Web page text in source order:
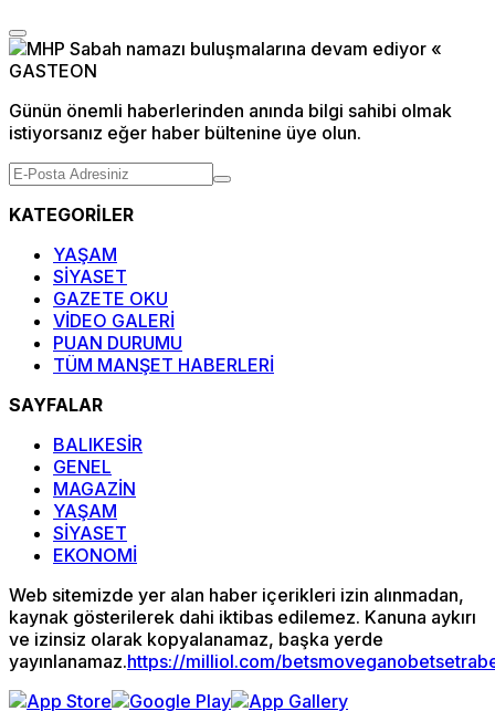
Günün önemli haberlerinden anında bilgi sahibi olmak
istiyorsanız eğer haber bültenine üye olun.
KATEGORİLER
YAŞAM
SİYASET
GAZETE OKU
VİDEO GALERİ
PUAN DURUMU
TÜM MANŞET HABERLERİ
SAYFALAR
BALIKESİR
GENEL
MAGAZİN
YAŞAM
SİYASET
EKONOMİ
Web sitemizde yer alan haber içerikleri izin alınmadan,
kaynak gösterilerek dahi iktibas edilemez. Kanuna aykırı
ve izinsiz olarak kopyalanamaz, başka yerde
yayınlanamaz.https://milliol.com/betsmoveganobet